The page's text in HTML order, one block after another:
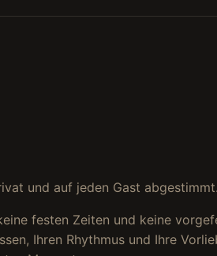
und auf jeden Gast abgestimmt.
festen Zeiten und keine
Ihren Rhythmus und Ihre